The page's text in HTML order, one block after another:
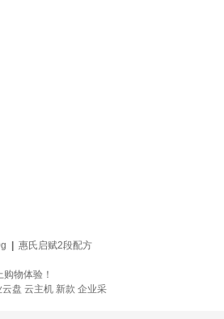
惠氏启赋2段配方
物体验！
云盘 云主机 新款 企业采